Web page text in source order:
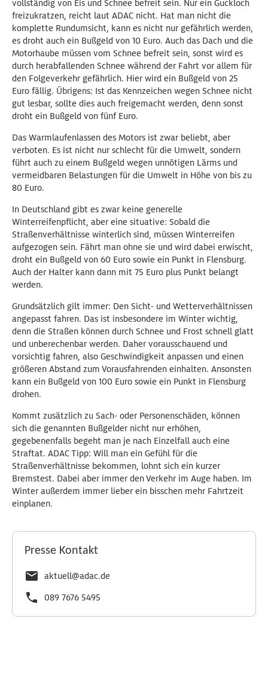
vollständig von Eis und Schnee befreit sein. Nur ein Guckloch
freizukratzen, reicht laut ADAC nicht. Hat man nicht die
komplette Rundumsicht, kann es nicht nur gefährlich werden,
es droht auch ein Bußgeld von 10 Euro. Auch das Dach und die
Motorhaube müssen vom Schnee befreit sein, sonst wird es
durch herabfallenden Schnee während der Fahrt vor allem für
den Folgeverkehr gefährlich. Hier wird ein Bußgeld von 25
Euro fällig. Übrigens: Ist das Kennzeichen wegen Schnee nicht
gut lesbar, sollte dies auch freigemacht werden, denn sonst
droht ein Bußgeld von fünf Euro.
Das Warmlaufenlassen des Motors ist zwar beliebt, aber
verboten. Es ist nicht nur schlecht für die Umwelt, sondern
führt auch zu einem Bußgeld wegen unnötigen Lärms und
vermeidbaren Belastungen für die Umwelt in Höhe von bis zu
80 Euro.
In Deutschland gibt es zwar keine generelle
Winterreifenpflicht, aber eine situative: Sobald die
Straßenverhältnisse winterlich sind, müssen Winterreifen
aufgezogen sein. Fährt man ohne sie und wird dabei erwischt,
droht ein Bußgeld von 60 Euro sowie ein Punkt in Flensburg.
Auch der Halter kann dann mit 75 Euro plus Punkt belangt
werden.
Grundsätzlich gilt immer: Den Sicht- und Wetterverhältnissen
angepasst fahren. Das ist insbesondere im Winter wichtig,
denn die Straßen können durch Schnee und Frost schnell glatt
und unberechenbar werden. Daher vorausschauend und
vorsichtig fahren, also Geschwindigkeit anpassen und einen
größeren Abstand zum Vorausfahrenden einhalten. Ansonsten
kann ein Bußgeld von 100 Euro sowie ein Punkt in Flensburg
drohen.
Kommt zusätzlich zu Sach- oder Personenschäden, können
sich die genannten Bußgelder nicht nur erhöhen,
gegebenenfalls begeht man je nach Einzelfall auch eine
Straftat. ADAC Tipp: Will man ein Gefühl für die
Straßenverhältnisse bekommen, lohnt sich ein kurzer
Bremstest. Dabei aber immer den Verkehr im Auge haben. Im
Winter außerdem immer lieber ein bisschen mehr Fahrtzeit
einplanen.
Presse Kontakt
aktuell@adac.de
089 7676 5495